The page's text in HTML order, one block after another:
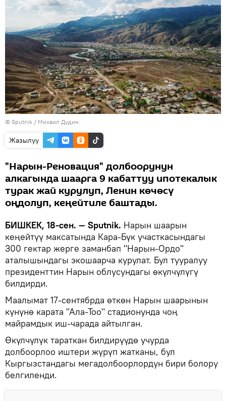
© Sputnik / Михаил Дудин
Жазылуу
"Нарын-Реновация" долбоорунун
алкагында шаарга 9 кабаттуу ипотекалык
турак жай курулуп, Ленин көчөсү
оңдолуп, кеңейтиле баштады.
БИШКЕК, 18-сен. — Sputnik. Нарын шаарын
кеңейтүү максатында Кара-Бүк участкасындагы
300 гектар жерге заманбап "Нарын-Ордо"
аталышындагы экошаарча курулат. Бул тууралуу
президенттин Нарын облусундагы өкүлчүлүгү
билдирди.
Маалымат 17-сентябрда өткөн Нарын шаарынын
күнүнө карата "Ала-Тоо" стадионунда чоң
майрамдык иш-чарада айтылган.
Өкүлчүлүк тараткан билдирүүдө учурда
долбоорлоо иштери жүрүп жатканы, бул
Кыргызстандагы мегадолбоорлордун бири болору
белгиленди.